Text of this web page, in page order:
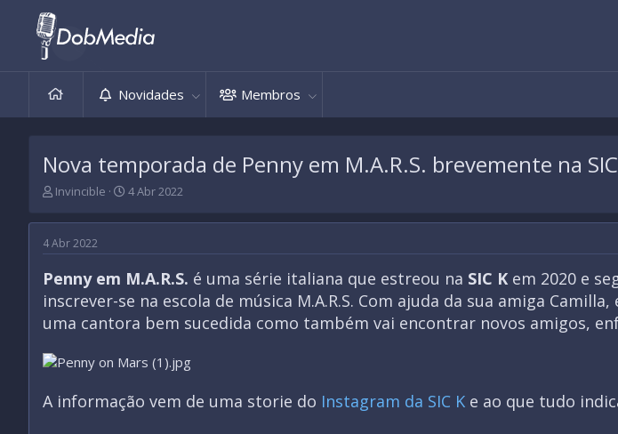
Novidades Membros
Nova temporada de Penny em M.A.R.S. brevemente na
T
r
e
a
s
t
a
r
e
Invincible
D
t
d
e
i
n
í
c
o
4 Abr 2022
4 Abr 2022
Penny em M.A.R.S. é uma série italiana que estreou na SIC K em 2020 e
inscrever-se na escola de música M.A.R.S. Com ajuda da sua amiga
uma cantora bem sucedida como também vai encontrar novos amigos,
A informação vem de uma storie do Instagram da SIC K e ao que tudo